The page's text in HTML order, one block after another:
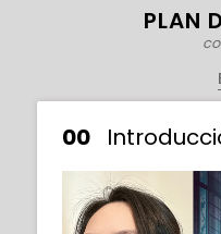
PLAN
00